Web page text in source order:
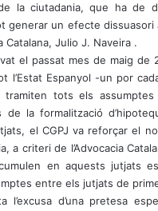
la ciutadania, que ha de
generar un efecte dissuasori
Catalana, Julio J. Naveira .
el passat mes de maig de
l’Estat Espanyol -un por
tramiten tots els
de la formalització
el CGPJ va reforçar el
a criteri de l’Advocacia
en aquests jutjats
entre els jutjats de
l’excusa d’una pretesa